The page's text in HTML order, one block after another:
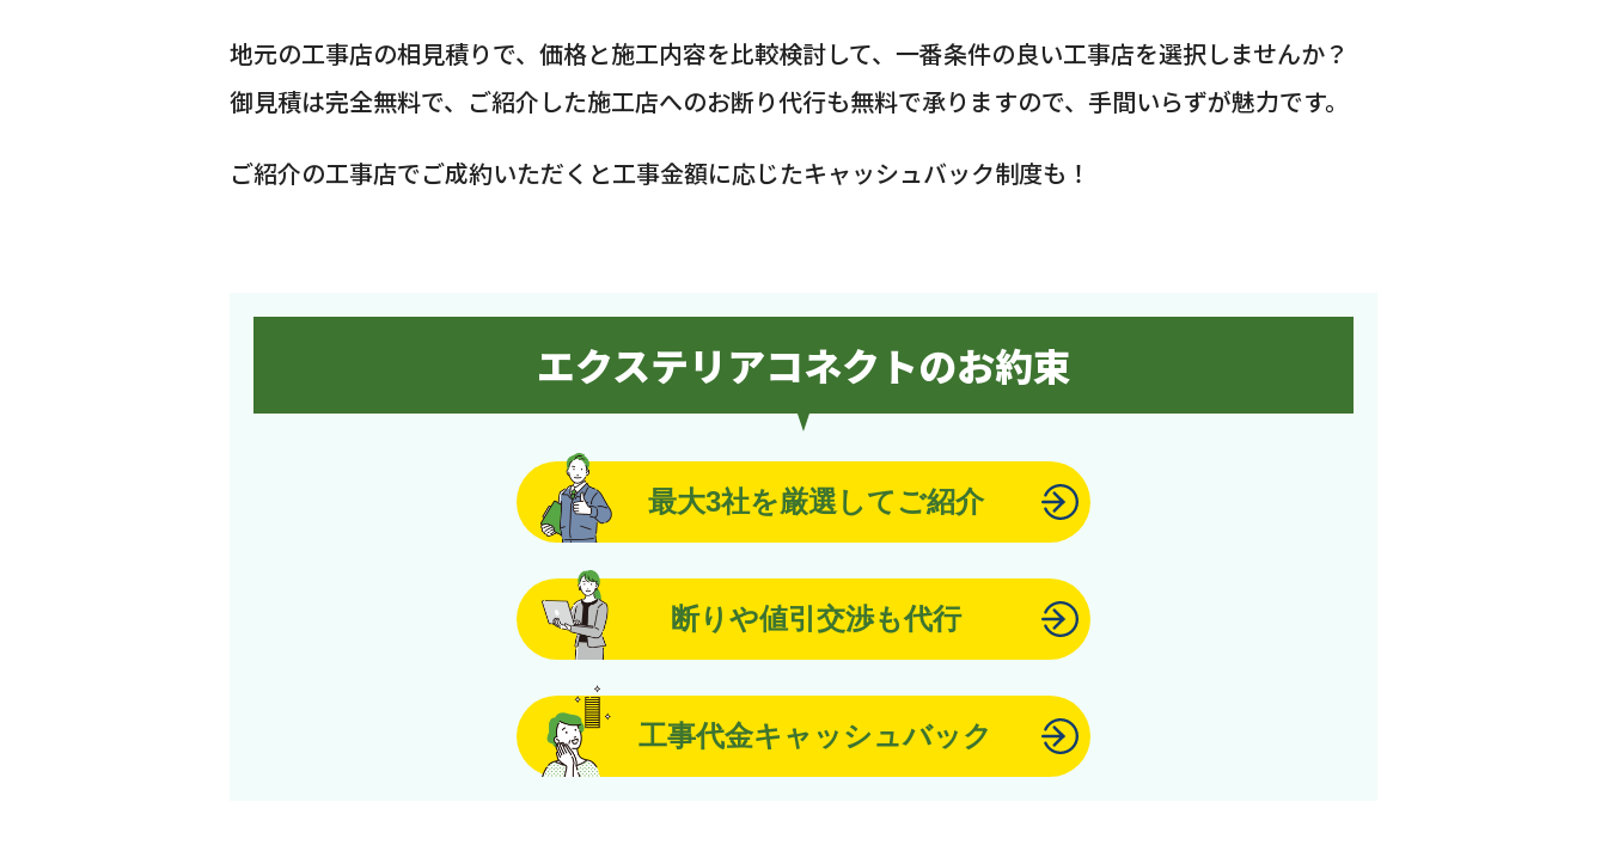
地元の工事店の相見積りで、価格と施工内容を比較検討して、一番条件の良い工事店を選択しませんか？
御見積は完全無料で、ご紹介した施工店へのお断り代行も無料で承りますので、手間いらずが魅力です。
ご紹介の工事店でご成約いただくと工事金額に応じたキャッシュバック制度も！
エクステリアコネクトのお約束
最大3社を厳選してご紹介
断りや値引交渉も代行
工事代金キャッシュバック